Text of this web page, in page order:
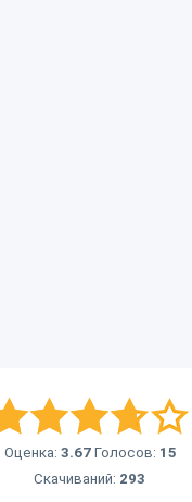
Оценка: 3.67 Голосов: 15
Скачиваний: 293